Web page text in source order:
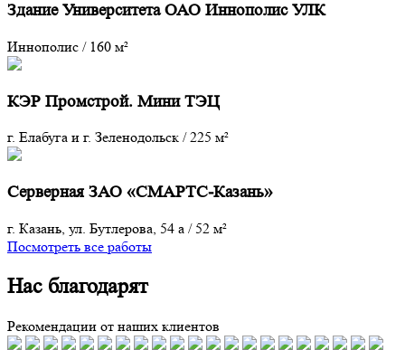
Здание Университета ОАО Иннополис УЛК
Иннополис /160 м²
КЭР Промстрой. Мини ТЭЦ
г. Елабуга и г. Зеленодольск /225 м²
Серверная ЗАО «СМАРТС-Казань»
г. Казань, ул. Бутлерова, 54 а /52 м²
Посмотреть все работы
Нас благодарят
Рекомендации от наших клиентов